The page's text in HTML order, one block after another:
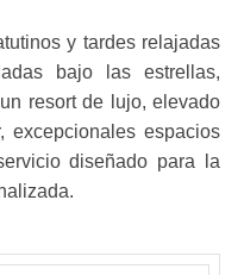
y tardes relajadas
bajo las estrellas,
resort de lujo, elevado
excepcionales espacios
diseñado para la